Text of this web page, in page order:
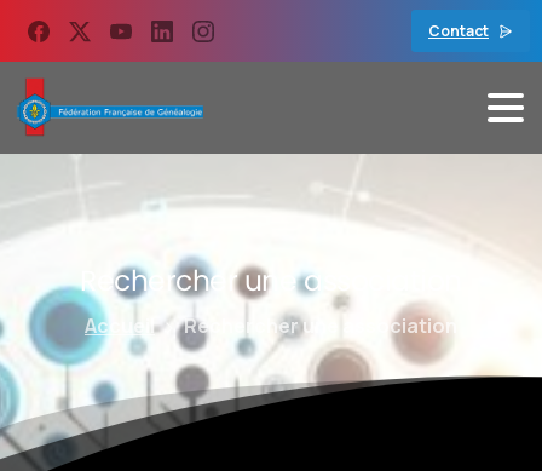
principal
Contact
Rechercheruneassociation
Accueil Rechercher une association